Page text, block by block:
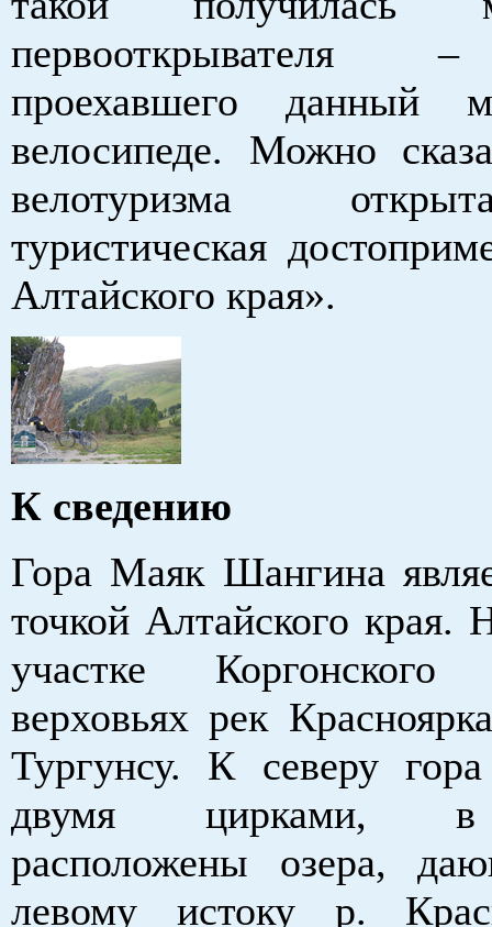
первооткрывателя
проехавшего данный
велосипеде. Можно
велотуризма
туристическая
Алтайского края».
К сведению
Гора Маяк Шангина
точкой Алтайского края.
участке
верховьях рек
Тургунсу. К северу
двумя цирками, в
расположены озера,
левому истоку р.